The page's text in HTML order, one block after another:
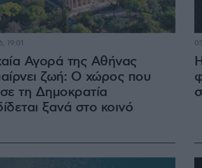
Αγορά της Αθήνας
ζωή: Ο χώρος που
τη Δημοκρατία
ξανά στο κοινό
19:01